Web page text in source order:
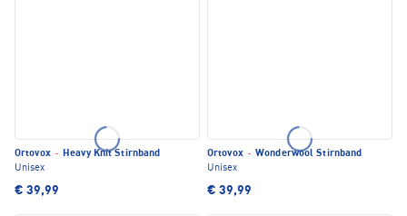
Ortovox · Heavy Knit Stirnband
Unisex
€ 39,99
Ortovox · Wonderwool Stirnband
Unisex
€ 39,99